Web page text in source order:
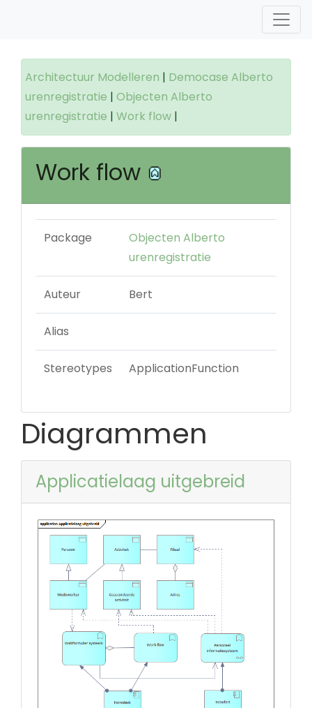
Architectuur Modelleren | Democase Alberto
urenregistratie | Objecten Alberto
urenregistratie | Work flow |
Work flow
Package
Objecten Alberto
urenregistratie
Auteur Bert
Alias
Stereotypes ApplicationFunction
Diagrammen
Applicatielaag uitgebreid